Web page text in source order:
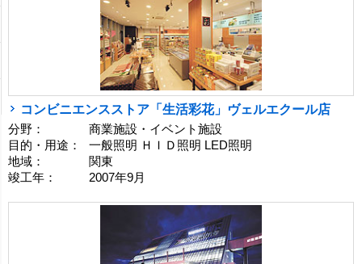
コンビニエンスストア「生活彩花」ヴェルエクール店
分野：
商業施設・イベント施設
目的・用途：
一般照明 ＨＩＤ照明 LED照明
地域：
関東
竣工年：
2007年9月